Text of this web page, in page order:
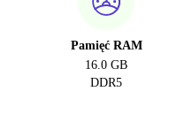
Pamięć RAM
16.0 GB
DDR5